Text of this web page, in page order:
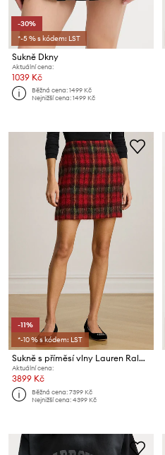
-30%
*-5 % s kódem: LST
Sukně Dkny
Aktuální cena:
1039 Kč
Běžná cena:1499 Kč
Nejnižší cena:1499 Kč
-11%
*-10 % s kódem: LST
Sukně s příměsí vlny Lauren Ralph Lauren
Aktuální cena:
3899 Kč
Běžná cena:7399 Kč
Nejnižší cena:4399 Kč